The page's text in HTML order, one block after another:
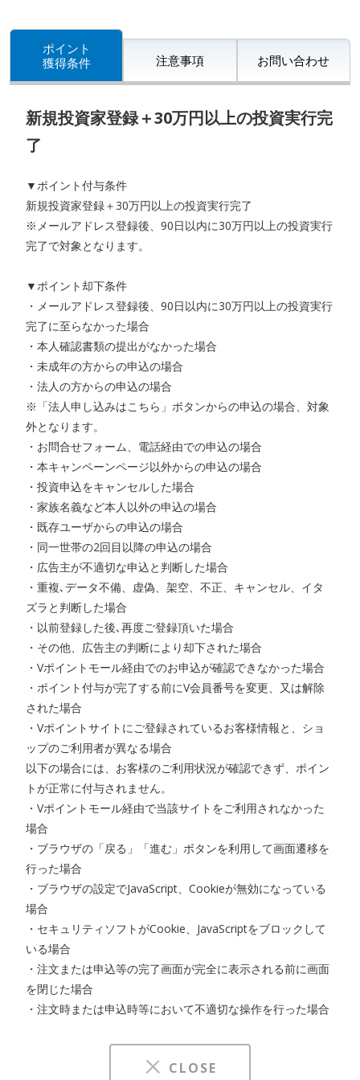
ポイント
獲得条件
注意事項 お問い合わせ
新規投資家登録＋30万円以上の投資実行完
了
▼ポイント付与条件
新規投資家登録＋30万円以上の投資実行完了
※メールアドレス登録後、90日以内に30万円以上の投資実行
完了で対象となります。
▼ポイント却下条件
・メールアドレス登録後、90日以内に30万円以上の投資実行
完了に至らなかった場合
・本人確認書類の提出がなかった場合
・未成年の方からの申込の場合
・法人の方からの申込の場合
※「法人申し込みはこちら」ボタンからの申込の場合、対象
外となります。
・お問合せフォーム、電話経由での申込の場合
・本キャンペーンページ以外からの申込の場合
・投資申込をキャンセルした場合
・家族名義など本人以外の申込の場合
・既存ユーザからの申込の場合
・同一世帯の2回目以降の申込の場合
・広告主が不適切な申込と判断した場合
・重複､データ不備、虚偽、架空、不正、キャンセル、イタ
ズラと判断した場合
・以前登録した後､再度ご登録頂いた場合
・その他、広告主の判断により却下された場合
・Vポイントモール経由でのお申込が確認できなかった場合
・ポイント付与が完了する前にV会員番号を変更、又は解除
された場合
・Vポイントサイトにご登録されているお客様情報と、ショ
ップのご利用者が異なる場合
以下の場合には、お客様のご利用状況が確認できず、ポイン
トが正常に付与されません。
・Vポイントモール経由で当該サイトをご利用されなかった
場合
・ブラウザの「戻る」「進む」ボタンを利用して画面遷移を
行った場合
・ブラウザの設定でJavaScript、Cookieが無効になっている
場合
・セキュリティソフトがCookie、JavaScriptをブロックして
いる場合
・注文または申込等の完了画面が完全に表示される前に画面
を閉じた場合
・注文時または申込時等において不適切な操作を行った場合
CLOSE